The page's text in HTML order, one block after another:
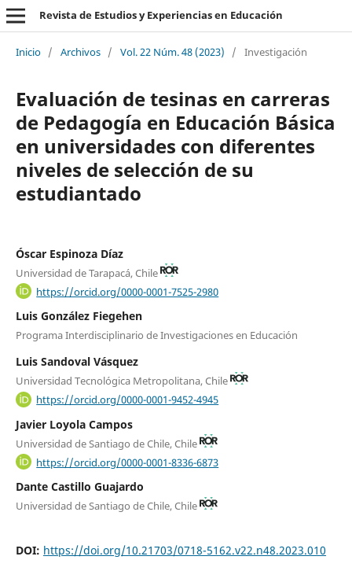
Revista de Estudios y Experiencias en Educación
Inicio / Archivos / Vol. 22 Núm. 48 (2023) / Investigación
Evaluación de tesinas en carreras
de Pedagogía en Educación Básica
en universidades con diferentes
niveles de selección de su
estudiantado
Óscar Espinoza Díaz
Universidad de Tarapacá, Chile
https://orcid.org/0000-0001-7525-2980
Luis González Fiegehen
Programa Interdisciplinario de Investigaciones en Educación
Luis Sandoval Vásquez
Universidad Tecnológica Metropolitana, Chile
https://orcid.org/0000-0001-9452-4945
Javier Loyola Campos
Universidad de Santiago de Chile, Chile
https://orcid.org/0000-0001-8336-6873
Dante Castillo Guajardo
Universidad de Santiago de Chile, Chile
DOI: https://doi.org/10.21703/0718-5162.v22.n48.2023.010